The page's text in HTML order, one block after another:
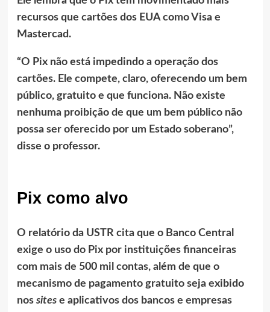
recursos que cartões dos EUA como Visa e
Mastercad.
“O Pix não está impedindo a operação dos
cartões. Ele compete, claro, oferecendo um bem
público, gratuito e que funciona. Não existe
nenhuma proibição de que um bem público não
possa ser oferecido por um Estado soberano”,
disse o professor.
Pix como alvo
O relatório da USTR cita que o Banco Central
exige o uso do Pix por instituições financeiras
com mais de 500 mil contas, além de que o
mecanismo de pagamento gratuito seja exibido
nos sitese aplicativos dos bancos e empresas